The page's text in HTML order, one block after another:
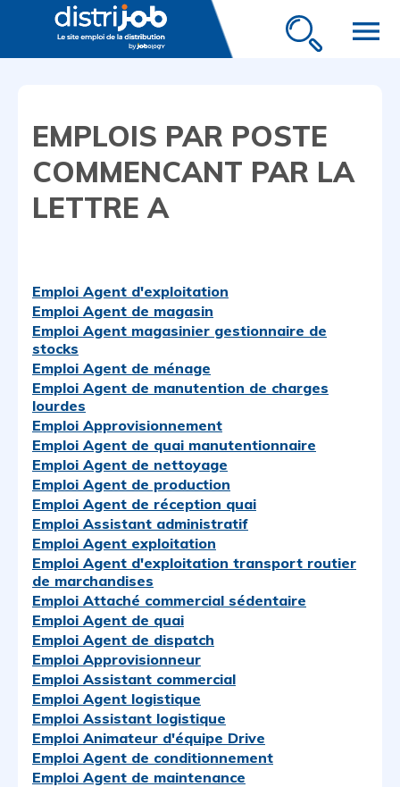
menu
EMPLOIS PAR POSTE
COMMENCANT PAR LA
LETTRE A
Emploi Agent d'exploitation
Emploi Agent de magasin
Emploi Agent magasinier gestionnaire de
stocks
Emploi Agent de ménage
Emploi Agent de manutention de charges
lourdes
Emploi Approvisionnement
Emploi Agent de quai manutentionnaire
Emploi Agent de nettoyage
Emploi Agent de production
Emploi Agent de réception quai
Emploi Assistant administratif
Emploi Agent exploitation
Emploi Agent d'exploitation transport routier
de marchandises
Emploi Attaché commercial sédentaire
Emploi Agent de quai
Emploi Agent de dispatch
Emploi Approvisionneur
Emploi Assistant commercial
Emploi Agent logistique
Emploi Assistant logistique
Emploi Animateur d'équipe Drive
Emploi Agent de conditionnement
Emploi Agent de maintenance